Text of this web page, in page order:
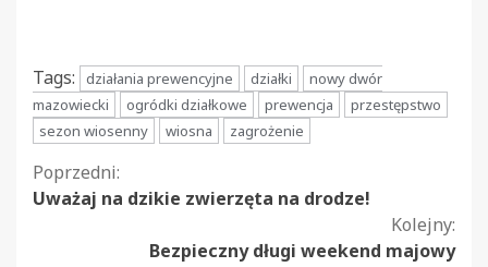
Tags: działania prewencyjne działki
nowy dwór
mazowiecki
ogródki działkowe prewencja
przestępstwo
sezon wiosenny
wiosna zagrożenie
Kontynuuj
czytanie
Poprzedni:
Uważaj na dzikie zwierzęta na drodze!
Kolejny:
Bezpieczny długi weekend majowy